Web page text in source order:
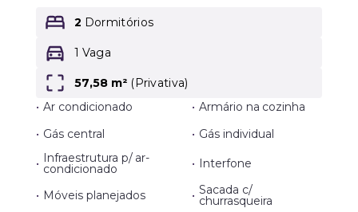
2 Dormitórios
1 Vaga
57,58 m² (Privativa)
• Ar condicionado • Armário na cozinha
• Gás central • Gás individual
• Infraestrutura p/ ar-
condicionado • Interfone
• Móveis planejados • Sacada c/
churrasqueira